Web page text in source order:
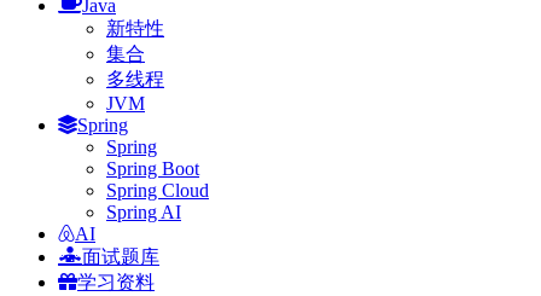
Java
新特性
集合
多线程
JVM
Spring
Spring
Spring Boot
Spring Cloud
Spring AI
AI
面试题库
学习资料